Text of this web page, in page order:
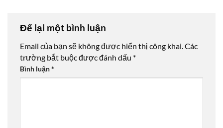
Để lại một bình luận
Email của bạn sẽ không được hiển thị công khai.Các
trường bắt buộc được đánh dấu *
Bình luận*